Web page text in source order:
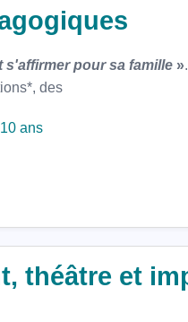
s'affirmer pour sa famille »
des
ans
théâtre et